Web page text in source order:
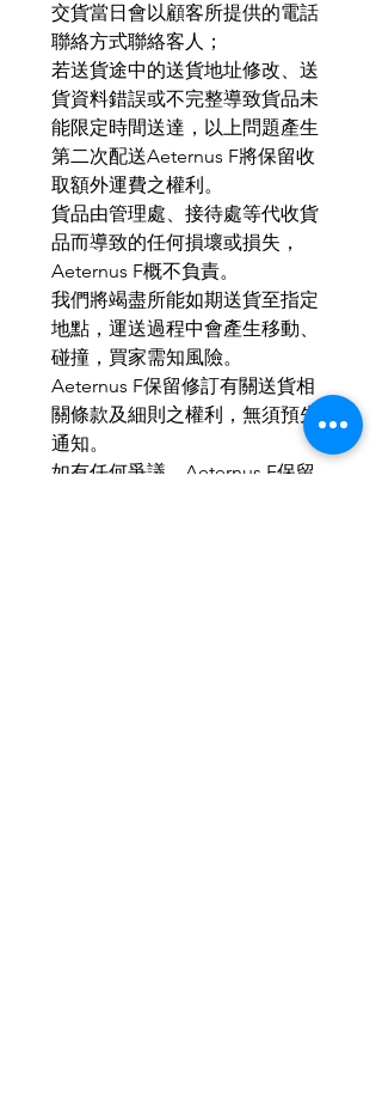
交貨當日會以顧客所提供的電話
聯絡方式聯絡客人；
若送貨途中的送貨地址修改、送
貨資料錯誤或不完整導致貨品未
能限定時間送達，以上問題產生
第二次配送Aeternus F將保留收
取額外運費之權利。
貨品由管理處、接待處等代收貨
品而導致的任何損壞或損失，
Aeternus F概不負責。
我們將竭盡所能如期送貨至指定
地點，運送過程中會產生移動、
碰撞，買家需知風險。
Aeternus F保留修訂有關送貨相
關條款及細則之權利，無須預先
通知。
如有任何爭議，Aeternus F保留